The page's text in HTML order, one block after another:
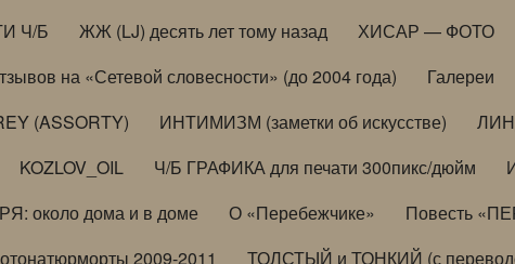
Ч/Б ЖЖ (LJ) десять лет тому назад
ХИСАР — ФОТО
на «Сетевой словесности» (до 2004 года) Галереи
(ASSORTY) ИНТИМИЗМ (заметки об искусстве)
KOZLOV_OIL Ч/Б ГРАФИКА для печати 300пикс/дюйм
около дома и в доме О «Перебежчике»
Повесть
2009-2011
ТОЛСТЫЙ и ТОНКИЙ (с